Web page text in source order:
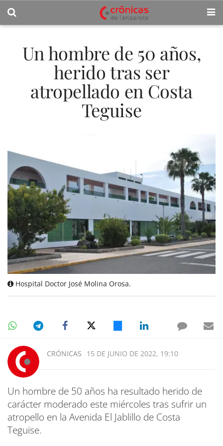
Un hombre de 50 años,
herido tras ser
atropellado en Costa
Teguise
Hospital Doctor José Molina Orosa.
CRÓNICAS 15 DE JUNIO DE 2022, 19:10
Un hombre de 50 años ha resultado herido de
carácter moderado este miércoles tras sufrir un
atropello en la Avenida El Jablillo de Costa
Teguise.